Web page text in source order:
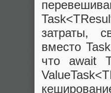
затраты,
вместо
что await